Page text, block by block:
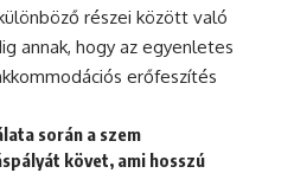
részei között való
annak, hogy az egyenletes
erőfeszítés
során a szem
követ, ami hosszú